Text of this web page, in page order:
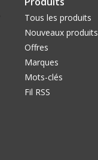
Tous les produits
Nouveaux produits
Offres
Marques
Mots-clés
Fil RSS